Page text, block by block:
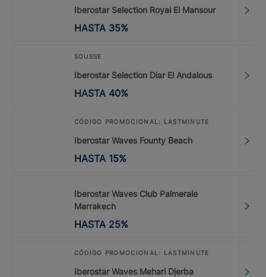
Iberostar Selection Royal El Mansour
HASTA 35%
SOUSSE
Iberostar Selection Diar El Andalous
HASTA 40%
CÓDIGO PROMOCIONAL: LASTMINUTE
Iberostar Waves Founty Beach
HASTA 15%
Iberostar Waves Club Palmeraie
Marrakech
HASTA 25%
CÓDIGO PROMOCIONAL: LASTMINUTE
Iberostar Waves Mehari Djerba